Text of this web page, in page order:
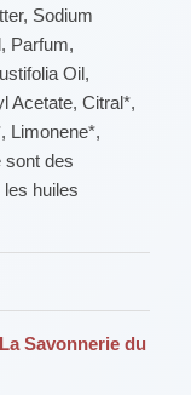
Sodium
Parfum,
Oil,
Acetate, Citral*,
Limonene*,
sont des
huiles
Savonnerie du